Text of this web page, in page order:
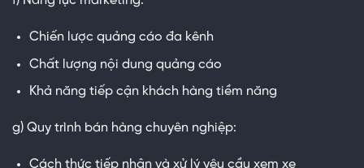
Chiến lược quảng cáo đa kênh
Chất lượng nội dung quảng cáo
Khả năng tiếp cận khách hàng tiềm năng
g) Quy trình bán hàng chuyên nghiệp:
Cách thức tiếp nhận và xử lý yêu cầu xem xe